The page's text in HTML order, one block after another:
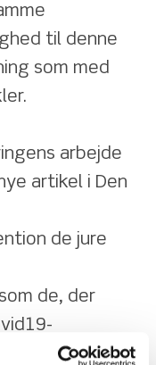
til denne
som med
arbejde
artikel i Den
de jure
de, der